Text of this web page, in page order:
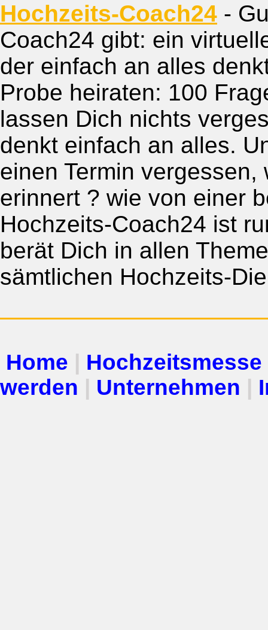
Hochzeits-Coach24 -
Coach24 gibt: ein
der einfach an alles
Probe heiraten: 100
lassen Dich nichts
denkt einfach an alles.
einen Termin
erinnert ? wie von einer
Hochzeits-Coach24 ist
berät Dich in allen
sämtlichen Hochzeits-
Home Hochzeitsmesse
werden
Unternehmen